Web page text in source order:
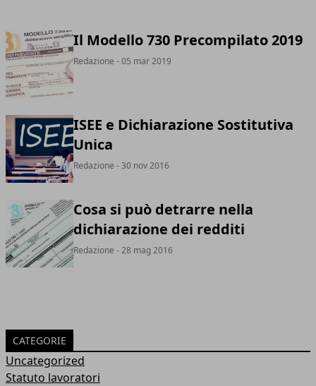
Il Modello 730 Precompilato 2019
Redazione - 05 mar 2019
ISEE e Dichiarazione Sostitutiva
Unica
Redazione - 30 nov 2016
Cosa si può detrarre nella
dichiarazione dei redditi
Redazione - 28 mag 2016
CATEGORIE
Uncategorized
Statuto lavoratori